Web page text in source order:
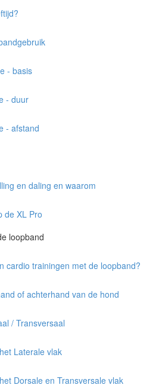
- basis
- duur
- afstand
en daling en waarom
de XL Pro
loopband
cardio trainingen met de loopband?
of achterhand van de hond
/ Transversaal
Laterale vlak
Dorsale en Transversale vlak